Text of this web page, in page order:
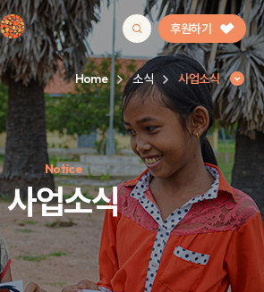
후원하기
레이스#캠페인#팬덤후원
Home 소식 사업소식
Notice
사업소식